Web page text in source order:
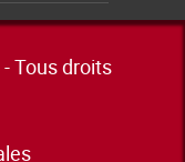
Tous droits